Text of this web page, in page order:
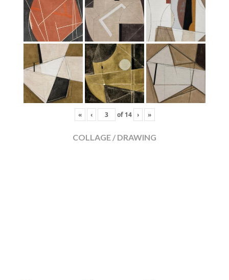
« ‹ of 14 › »
COLLAGE / DRAWING